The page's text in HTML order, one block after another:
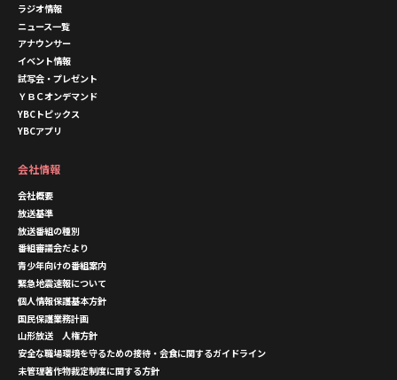
ラジオ情報
ニュース一覧
アナウンサー
イベント情報
試写会・プレゼント
ＹＢＣオンデマンド
YBCトピックス
YBCアプリ
会社情報
会社概要
放送基準
放送番組の種別
番組審議会だより
青少年向けの番組案内
緊急地震速報について
個人情報保護基本方針
国民保護業務計画
山形放送 人権方針
安全な職場環境を守るための接待・会食に関するガイドライン
未管理著作物裁定制度に関する方針